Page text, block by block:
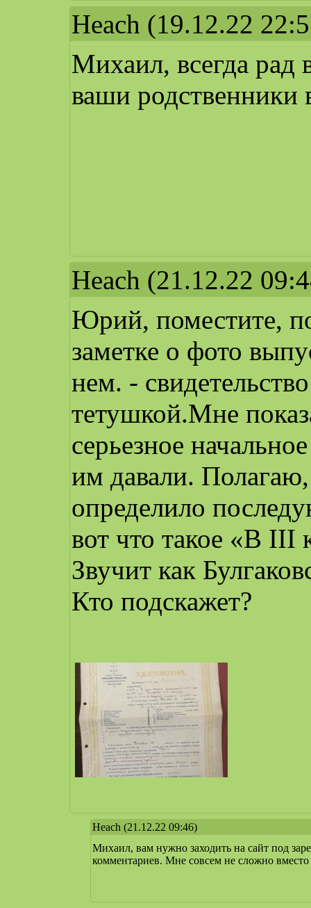
Heach (19.12.22
Михаил, всегда рад
ваши родственники
Heach (21.12.22
Юрий, поместите,
заметке о фото
нем. -
тетушкой.Мне
серьезное
им давали.
определило
вот что такое «В III
Звучит как
Кто подскажет?
Heach (21.12.22 09:46)
Михаил, вам нужно заходить на сайт под
комментариев. Мне совсем не сложно